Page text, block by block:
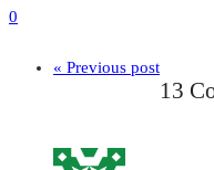
0
« Previous post
13